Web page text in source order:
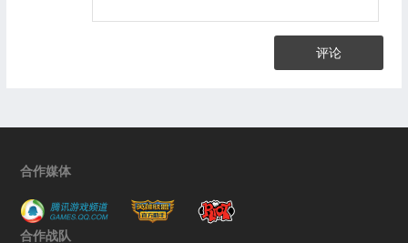
评论
合作媒体
合作战队